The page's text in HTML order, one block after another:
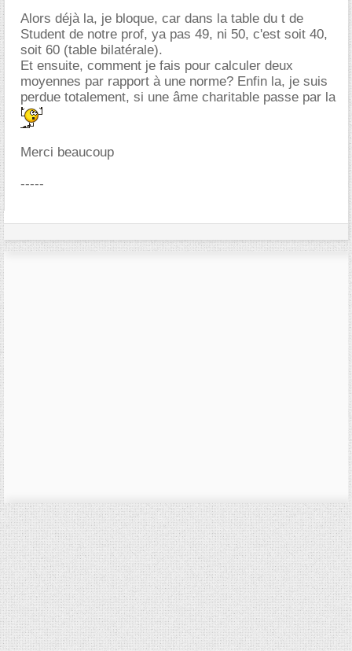
Alors déjà la, je bloque, car dans la table du t de
Student de notre prof, ya pas 49, ni 50, c'est soit 40,
soit 60 (table bilatérale).
Et ensuite, comment je fais pour calculer deux
moyennes par rapport à une norme? Enfin la, je suis
perdue totalement, si une âme charitable passe par la
Merci beaucoup
-----